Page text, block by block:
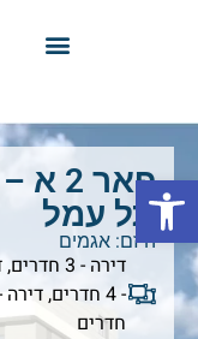
פתח סרגל נגישות
פאר 2 א –
תל עמל
היזם: אגמים
דירה - 3 חדרים ,
- 4 חדרים
,
חדרים